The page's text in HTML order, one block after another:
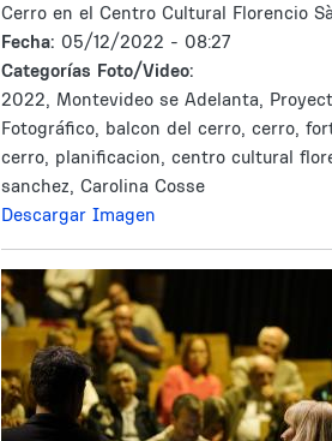
Cerro en el Centro Cultural Florencio
Fecha: 05/12/2022 - 08:27
Categorías Foto/Video:
2022, Montevideo se Adelanta,
Fotográfico, balcon del cerro, cerro,
cerro, planificacion, centro cultural
sanchez, Carolina Cosse
Descargar Imagen